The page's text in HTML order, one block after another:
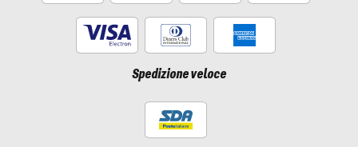
Spedizione veloce